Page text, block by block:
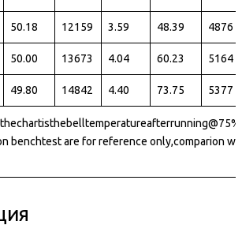
50.18 12159 3.59 48.39 4876
50.00 13673 4.04 60.23 5164
49.80 14842 4.40 73.75 5377
benchtest are for reference only,comparion